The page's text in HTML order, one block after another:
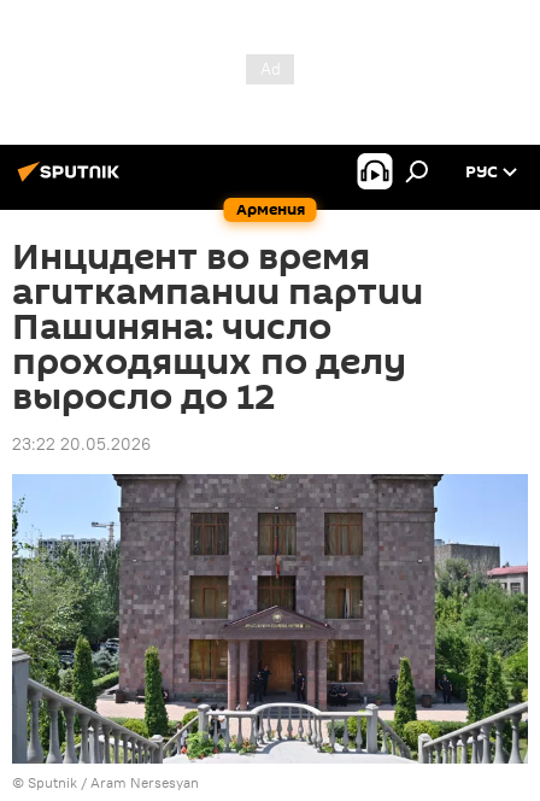
Армения
РУС
Инцидент во время
агиткампании партии
Пашиняна: число
проходящих по делу
выросло до 12
23:22 20.05.2026
© Sputnik / Aram Nersesyan